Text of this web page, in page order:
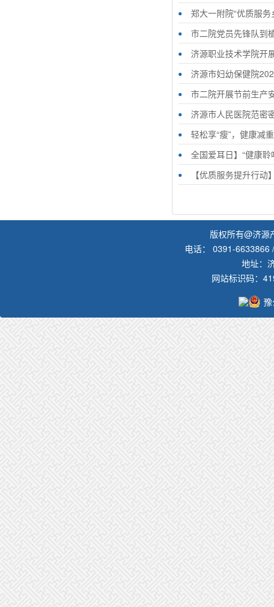
郑大一附院“优质服
市二院党员先锋队到
济源职业技术学院开
济源市妇幼保健院
市二院开展节前生产
济源市人民医院范密
轻松享“瘦”，健康减
全国爱耳日】“健康
【优质服务提升行
版权所有@济源
电话： 0391-
地址：
网站标识码：